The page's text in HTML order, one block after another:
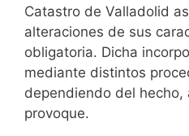
Catastro de Valladolid
alteraciones de sus
obligatoria. Dicha
mediante distintos
dependiendo del hecho,
provoque.